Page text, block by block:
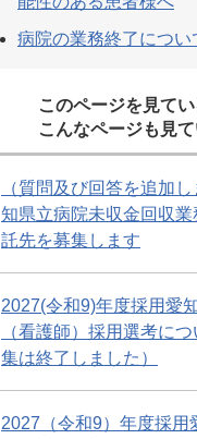
病院の業務終了につい
このページを見て
こんなページも見
（質問及び回答を追加
知県立病院未収金回収
託先を募集します
2027(令和9)年度採用愛
（看護師）採用選考に
集は終了しました）
2027（令和9）年度採用